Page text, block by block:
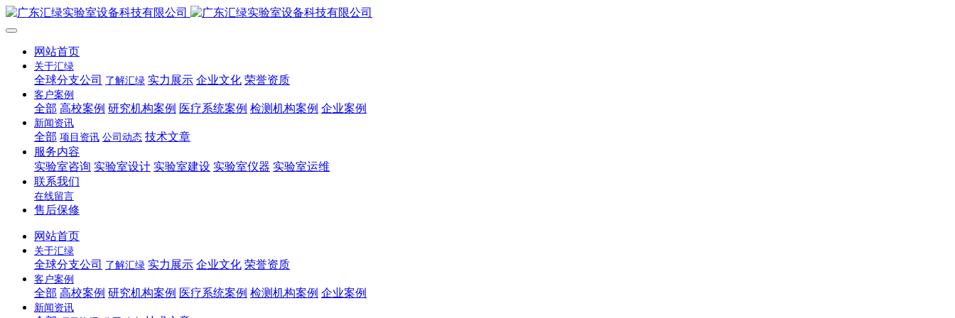
网站首页
关于汇绿
全球分支公司 了解汇绿 实力展示 企业文化 荣誉资质
客户案例
全部 高校案例 研究机构案例 医疗系统案例 检测机构案例 企业案例
新闻资讯
全部 项目资讯 公司动态 技术文章
服务内容
实验室咨询 实验室设计 实验室建设 实验室仪器 实验室运维
联系我们
在线留言
售后保修
网站首页
关于汇绿
全球分支公司 了解汇绿 实力展示 企业文化 荣誉资质
客户案例
全部 高校案例 研究机构案例 医疗系统案例 检测机构案例 企业案例
新闻资讯